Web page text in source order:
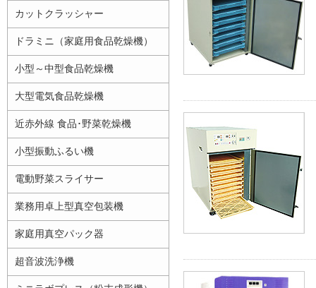
カットクラッシャー
ドラミニ（家庭用食品乾燥機）
小型～中型食品乾燥機
大型電気食品乾燥機
近赤外線 食品･野菜乾燥機
小型振動ふるい機
電動野菜スライサー
業務用卓上型真空包装機
家庭用真空パック器
超音波洗浄機